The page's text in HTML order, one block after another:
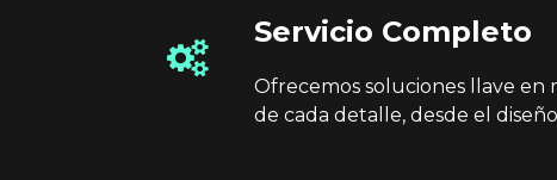
Servicio Completo
Ofrecemos soluciones llave en
de cada detalle, desde el